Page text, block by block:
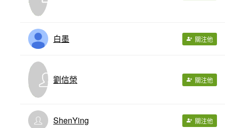
白墨 關注他
劉信榮 關注他
ShenYing 關注他